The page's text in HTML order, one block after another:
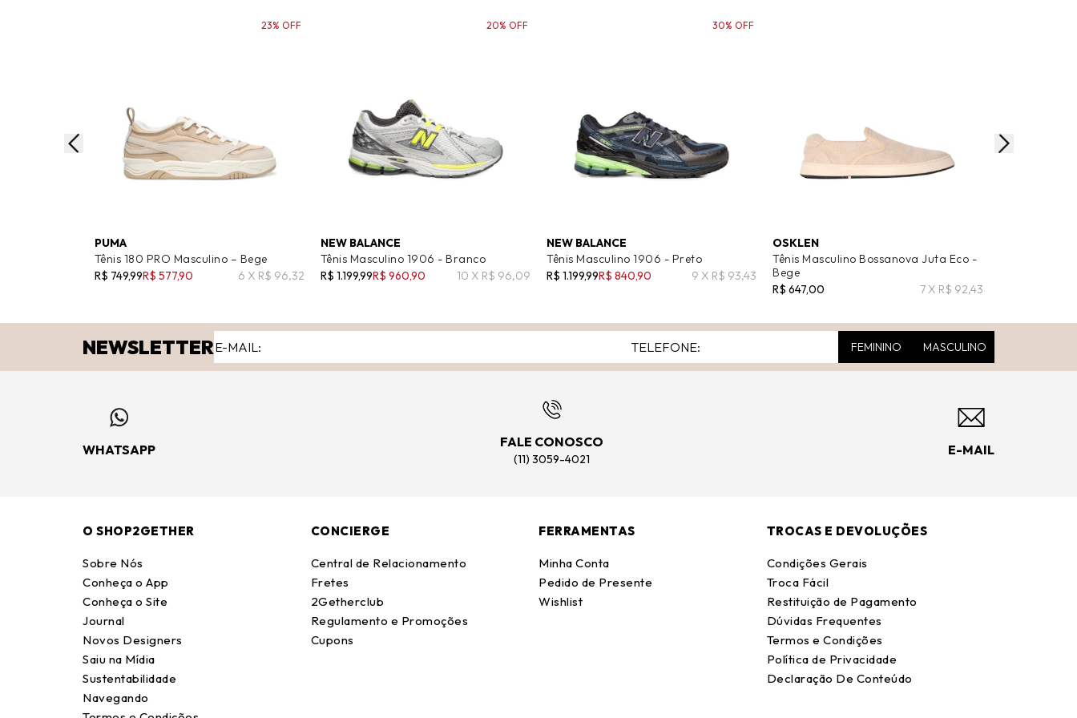
PUMA
Tênis 180 PRO Masculino – Bege
R$ 749,99R$ 577,90 6 X R$ 96,32
23% OFF
NEW BALANCE
Tênis Masculino 1906 - Branco
R$ 1.199,99R$ 960,90 10 X R$ 96,09
20% OFF
NEW BALANCE
Tênis Masculino 1906 - Preto
R$ 1.199,99R$ 840,90 9 X R$ 93,43
30% OFF
OSKLEN
Tênis Masculino Bossanova Juta Eco -
Bege
R$ 647,00
7 X R$ 92,43
NEWSLETTER FEMININO MASCULINO
WHATSAPP
FALE CONOSCO
(11) 3059-4021
E-MAIL
O SHOP2GETHER
Sobre Nós
Conheça o App
Conheça o Site
Journal
Novos Designers
Saiu na Mídia
Sustentabilidade
Navegando
CONCIERGE
Central de Relacionamento
Fretes
2Getherclub
Regulamento e Promoções
Cupons
FERRAMENTAS
Minha Conta
Pedido de Presente
Wishlist
TROCAS E DEVOLUÇÕES
Condições Gerais
Troca Fácil
Restituição de Pagamento
Dúvidas Frequentes
Termos e Condições
Política de Privacidade
Declaração De Conteúdo